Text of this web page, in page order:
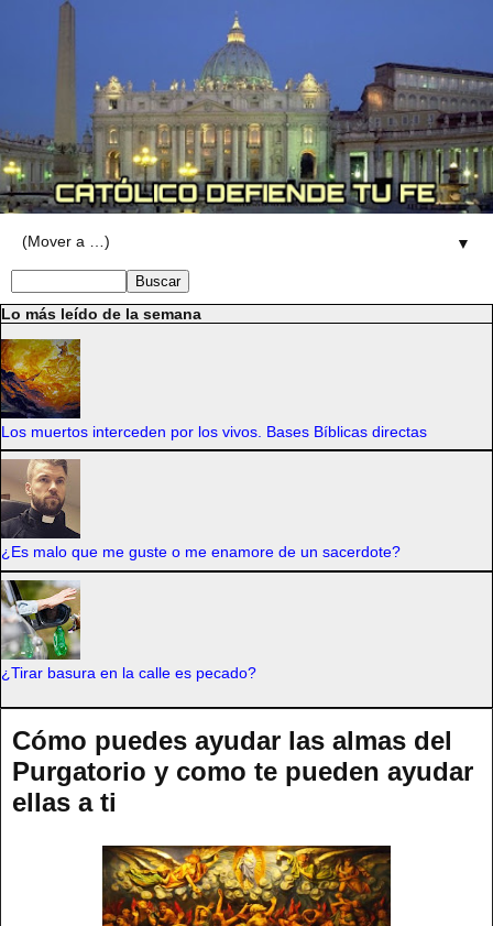
▼
Lo más leído de la semana
Los muertos interceden por los vivos. Bases Bíblicas directas
¿Es malo que me guste o me enamore de un sacerdote?
¿Tirar basura en la calle es pecado?
Cómo puedes ayudar las almas del
Purgatorio y como te pueden ayudar
ellas a ti